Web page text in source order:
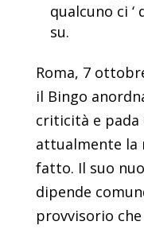
qualcuno ci
su.
Roma, 7
il Bingo
criticità e
attualmente la
fatto. Il suo
dipende
provvisorio